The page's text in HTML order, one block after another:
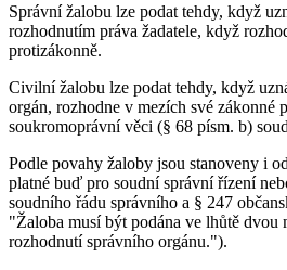
Správní žalobu lze podat tehdy, když
rozhodnutím práva žadatele, když
protizákonně.
Civilní žalobu lze podat tehdy, když
orgán, rozhodne v mezích své zákonné
soukromoprávní věci (§ 68 písm. b)
Podle povahy žaloby jsou stanoveny i
platné buď pro soudní správní řízení
soudního řádu správního a § 247
"Žaloba musí být podána ve lhůtě dvou
rozhodnutí správního orgánu.").